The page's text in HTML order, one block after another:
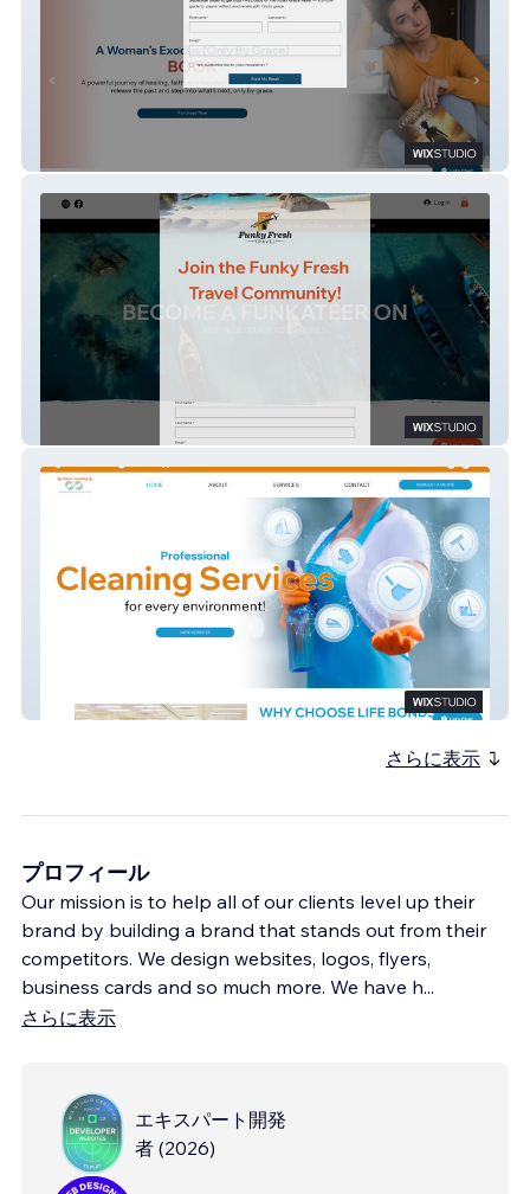
Funky Fresh Travel
Life Bonds Consulting
さらに表示
プロフィール
Our mission is to help all of our clients level up their
brand by building a brand that stands out from their
competitors. We design websites, logos, flyers,
business cards and so much more. We have h...
さらに表示
エキスパート開発
者 (2026)